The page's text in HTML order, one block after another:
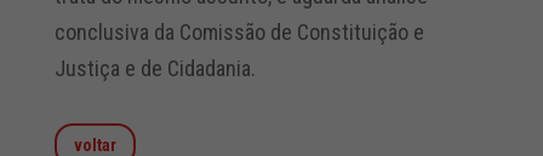
conclusiva da Comissão de Constituição e
Justiça e de Cidadania.
voltar